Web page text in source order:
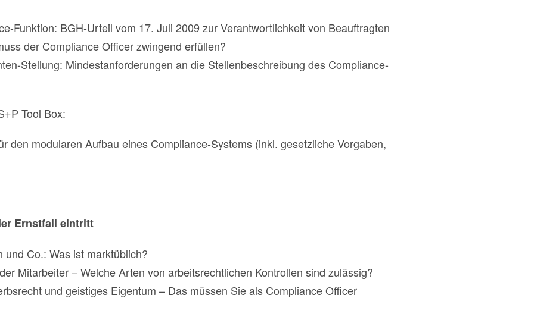
Funktion: BGH-Urteil vom 17. Juli 2009 zur Verantwortlichkeit von Beauftragten
der Compliance Officer zwingend erfüllen?
Stellung: Mindestanforderungen an die Stellenbeschreibung des Compliance-
Tool Box:
den modularen Aufbau eines Compliance-Systems (inkl. gesetzliche Vorgaben,
Ernstfall eintritt
Co.: Was ist marktüblich?
Mitarbeiter – Welche Arten von arbeitsrechtlichen Kontrollen sind zulässig?
und geistiges Eigentum – Das müssen Sie als Compliance Officer